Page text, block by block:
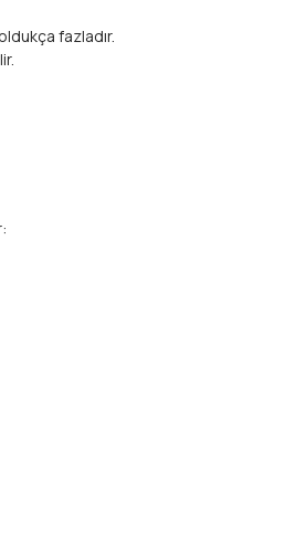
fazladır.